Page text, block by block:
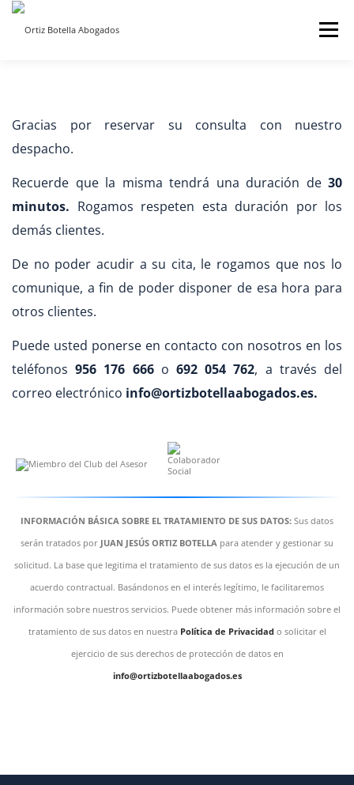
Saltar
Menú
BLOG
Gracias por reservar su consulta con nuestro
despacho.
Recuerde que la misma tendrá una duración de 30
minutos. Rogamos respeten esta duración por los
demás clientes.
De no poder acudir a su cita, le rogamos que nos lo
comunique, a fin de poder disponer de esa hora para
otros clientes.
Puede usted ponerse en contacto con nosotros en los
teléfonos956 176 666o692 054 762, a través del
correo electrónico info@ortizbotellaabogados.es.
INFORMACIÓN BÁSICA SOBRE EL TRATAMIENTO DE SUS DATOS: Sus datos
serán tratados por JUAN JESÚS ORTIZ BOTELLA para atender y gestionar su
solicitud. La base que legitima el tratamiento de sus datos es la ejecución de un
acuerdo contractual. Basándonos en el interés legítimo, le facilitaremos
información sobre nuestros servicios. Puede obtener más información sobre el
tratamiento de sus datos en nuestra Política de Privacidado solicitar el
ejercicio de sus derechos de protección de datos en
info@ortizbotellaabogados.es